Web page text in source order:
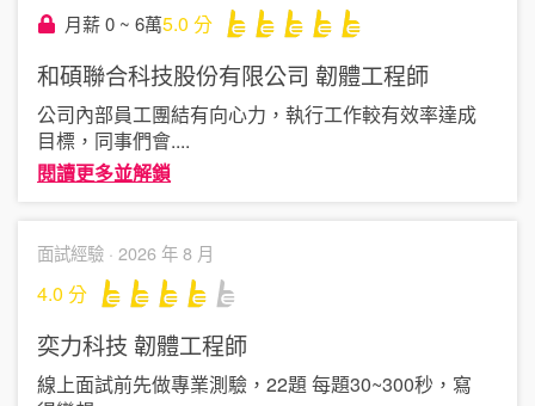
月薪 0 ~ 6萬5.0 分
和碩聯合科技股份有限公司 韌體工程師
公司內部員工團結有向心力，執行工作較有效率達成
目標，同事們會....
閱讀更多並解鎖
面試經驗 · 2026 年 8 月
4.0 分
奕力科技 韌體工程師
線上面試前先做專業測驗，22題 每題30~300秒，寫